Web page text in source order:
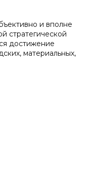
и вполне
стратегической
достижение
материальных,